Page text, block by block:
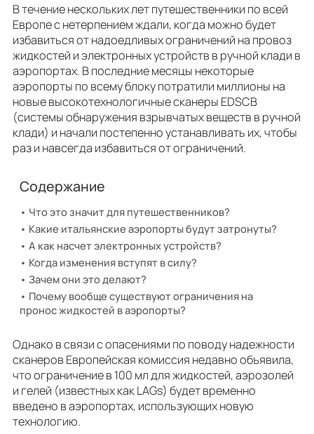
В течение нескольких лет путешественники по всей
Европе с нетерпением ждали, когда можно будет
избавиться от надоедливых ограничений на провоз
жидкостей и электронных устройств в ручной клади в
аэропортах. В последние месяцы некоторые
аэропорты по всему блоку потратили миллионы на
новые высокотехнологичные сканеры EDSCB
(системы обнаружения взрывчатых веществ в ручной
клади) и начали постепенно устанавливать их, чтобы
раз и навсегда избавиться от ограничений.
Содержание
Что это значит для путешественников?
Какие итальянские аэропорты будут затронуты?
А как насчет электронных устройств?
Когда изменения вступят в силу?
Зачем они это делают?
Почему вообще существуют ограничения на
пронос жидкостей в аэропорты?
Однако в связи с опасениями по поводу надежности
сканеров Европейская комиссия недавно объявила,
что ограничение в 100 мл для жидкостей, аэрозолей
и гелей (известных как LAGs) будет временно
введено в аэропортах, использующих новую
технологию.